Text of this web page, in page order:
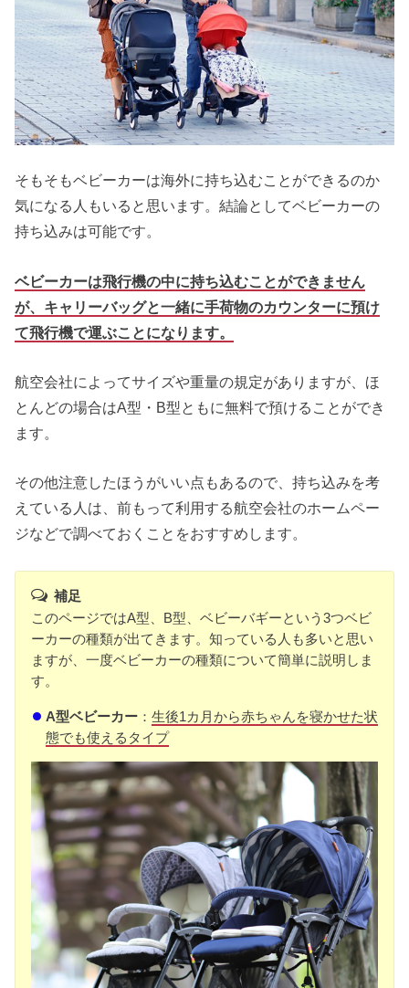
そもそもベビーカーは海外に持ち込むことができるのか
気になる人もいると思います。結論としてベビーカーの
持ち込みは可能です。
ベビーカーは飛行機の中に持ち込むことができません
が、 キャリーバッグと一緒に手荷物のカウンターに預け
て飛行機で運ぶことになります。
航空会社によってサイズや重量の規定がありますが、ほ
とんどの場合はA型・B型ともに無料で預けることができ
ます。
その他注意したほうがいい点もあるので、持ち込みを考
えている人は、前もって利用する航空会社のホームペー
ジなどで調べておくことをおすすめします。
補足
このページではA型、B型、ベビーバギーという3つベビ
ーカーの種類が出てきます。知っている人も多いと思い
ますが、一度ベビーカーの種類について簡単に説明しま
す。
A型ベビーカー： 生後1カ月から赤ちゃんを寝かせた状
態でも使えるタイプ